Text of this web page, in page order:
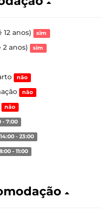
anos) sim
anos) sim
não
não
não
- 7:00
14:00 - 23:00
- 11:00